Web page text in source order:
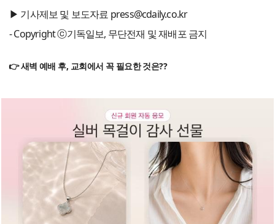
▶ 기사제보 및 보도자료 press@cdaily.co.kr
- Copyright ⓒ기독일보, 무단전재 및 재배포 금지
👉 새벽 예배 후, 교회에서 꼭 필요한 것은??